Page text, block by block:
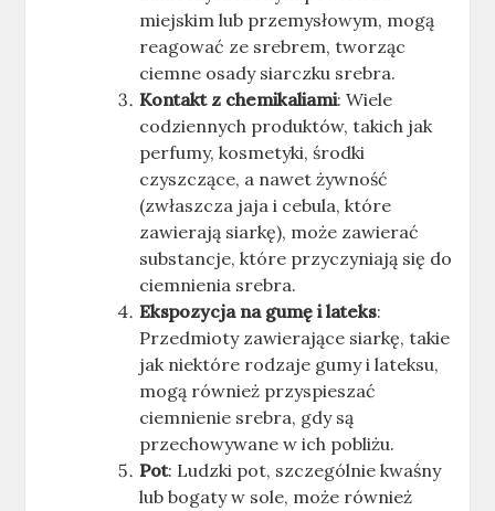
miejskim lub przemysłowym, mogą
reagować ze srebrem, tworząc
ciemne osady siarczku srebra.
Kontakt z chemikaliami: Wiele
codziennych produktów, takich jak
perfumy, kosmetyki, środki
czyszczące, a nawet żywność
(zwłaszcza jaja i cebula, które
zawierają siarkę), może zawierać
substancje, które przyczyniają się do
ciemnienia srebra.
Ekspozycja na gumę i lateks:
Przedmioty zawierające siarkę, takie
jak niektóre rodzaje gumy i lateksu,
mogą również przyspieszać
ciemnienie srebra, gdy są
przechowywane w ich pobliżu.
Pot: Ludzki pot, szczególnie kwaśny
lub bogaty w sole, może również